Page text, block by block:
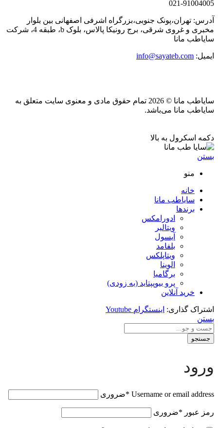
021-91004005
آدرس: تهران،پونک جنوبی،بزرگراه اشرفی اصفهانی بین بلوار
مخبری و غروی شرقی، برج رونیکا پالاس، بلوک b، طبقه 4، شرکت
سایاطب مانا
ایمیل: info@sayateb.com
سایاطب مانا © 2026 تمام حقوق مادی و معنوی سایت متعلق به
سایاطب مانا می‌باشد.
دکمه اسکرول به بالا
بستن
منو
خانه
سایاطب مانا
برندها
ادورامکس
ویتالیر
آیسول
بلفامد
ویتاپلکس
الوینا
برگامیا
پرو بیوپپتاید (به زودی)
خرید آنلاین
اشتراک گذاری: اینستگرام Youtube
بستن
جستجو
ورود
Username or email address
*ضروری
رمز عبور *ضروری